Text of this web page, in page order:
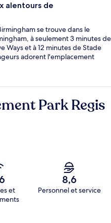
alentours de
se trouve dans le
à seulement 3 minutes de
Ways et à 12 minutes de Stade
adorent l'emplacement
Park Regis
et
8,6
Personnel et service